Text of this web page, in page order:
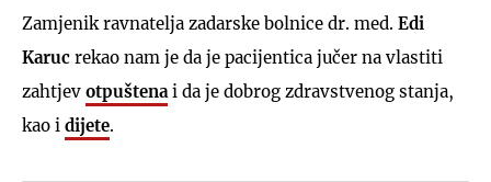
Zamjenik ravnatelja zadarske bolnice dr. med. Edi
Karuc rekao nam je da je pacijentica jučer na vlastiti
zahtjev otpuštenai da je dobrog zdravstvenog stanja,
kao i dijete.